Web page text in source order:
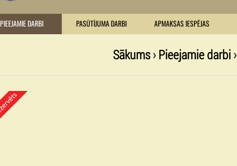
PIEEJAMIE DARBI PASŪTĪJUMA DARBI APMAKSAS IESPĒJAS
Sākums› Pieejamie darbi›